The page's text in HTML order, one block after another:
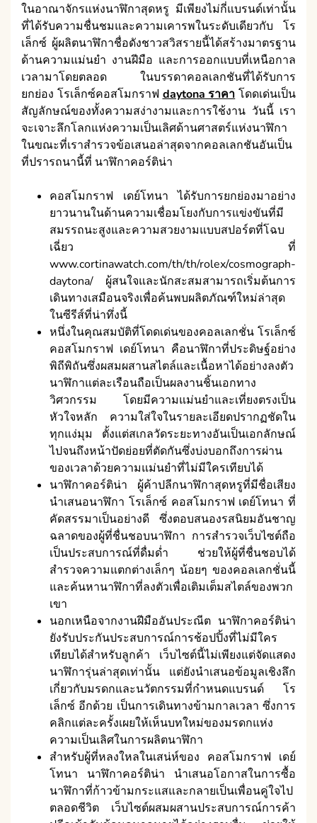
ในอาณาจักรแห่งนาฬิกาสุดหรู มีเพียงไม่กี่แบรนด์เท่านั้น
ที่ได้รับความชื่นชมและความเคารพในระดับเดียวกับ โร
เล็กซ์ ผู้ผลิตนาฬิกาชื่อดังชาวสวิสรายนี้ได้สร้างมาตรฐาน
ด้านความแม่นยำ งานฝีมือ และการออกแบบที่เหนือกาล
เวลามาโดยตลอด ในบรรดาคอลเลกชันที่ได้รับการ
ยกย่อง โรเล็กซ์คอสโมกราฟ daytona ราคา โดดเด่นเป็น
สัญลักษณ์ของทั้งความสง่างามและการใช้งาน วันนี้ เรา
จะเจาะลึกโลกแห่งความเป็นเลิศด้านศาสตร์แห่งนาฬิกา
ในขณะที่เราสำรวจข้อเสนอล่าสุดจากคอลเลกชันอันเป็น
ที่ปรารถนานี้ที่ นาฬิกาคอร์ติน่า
คอสโมกราฟ เดย์โทนา ได้รับการยกย่องมาอย่าง
ยาวนานในด้านความเชื่อมโยงกับการแข่งขันที่มี
สมรรถนะสูงและความสวยงามแบบสปอร์ตที่โฉบ
เฉี่ยว ที่
www.cortinawatch.com/th/th/rolex/cosmograph-
daytona/ ผู้สนใจและนักสะสมสามารถเริ่มต้นการ
เดินทางเสมือนจริงเพื่อค้นพบผลิตภัณฑ์ใหม่ล่าสุด
ในซีรีส์ที่น่าทึ่งนี้
หนึ่งในคุณสมบัติที่โดดเด่นของคอลเลกชั่น โรเล็กซ์
คอสโมกราฟ เดย์โทนา คือนาฬิกาที่ประดิษฐ์อย่าง
พิถีพิถันซึ่งผสมผสานสไตล์และเนื้อหาได้อย่างลงตัว
นาฬิกาแต่ละเรือนถือเป็นผลงานชิ้นเอกทาง
วิศวกรรม โดยมีความแม่นยำและเที่ยงตรงเป็น
หัวใจหลัก ความใส่ใจในรายละเอียดปรากฏชัดใน
ทุกแง่มุม ตั้งแต่สเกลวัดระยะทางอันเป็นเอกลักษณ์
ไปจนถึงหน้าปัดย่อยที่ตัดกันซึ่งบ่งบอกถึงการผ่าน
ของเวลาด้วยความแม่นยำที่ไม่มีใครเทียบได้
นาฬิกาคอร์ติน่า ผู้ค้าปลีกนาฬิกาสุดหรูที่มีชื่อเสียง
นำเสนอนาฬิกา โรเล็กซ์ คอสโมกราฟ เดย์โทนา ที่
คัดสรรมาเป็นอย่างดี ซึ่งตอบสนองรสนิยมอันชาญ
ฉลาดของผู้ที่ชื่นชอบนาฬิกา การสำรวจเว็บไซต์ถือ
เป็นประสบการณ์ที่ดื่มด่ำ ช่วยให้ผู้ที่ชื่นชอบได้
สำรวจความแตกต่างเล็กๆ น้อยๆ ของคอลเลกชั่นนี้
และค้นหานาฬิกาที่ลงตัวเพื่อเติมเต็มสไตล์ของพวก
เขา
นอกเหนือจากงานฝีมืออันประณีต นาฬิกาคอร์ติน่า
ยังรับประกันประสบการณ์การช้อปปิ้งที่ไม่มีใคร
เทียบได้สำหรับลูกค้า เว็บไซต์นี้ไม่เพียงแต่จัดแสดง
นาฬิการุ่นล่าสุดเท่านั้น แต่ยังนำเสนอข้อมูลเชิงลึก
เกี่ยวกับมรดกและนวัตกรรมที่กำหนดแบรนด์ โร
เล็กซ์ อีกด้วย เป็นการเดินทางข้ามกาลเวลา ซึ่งการ
คลิกแต่ละครั้งเผยให้เห็นบทใหม่ของมรดกแห่ง
ความเป็นเลิศในการผลิตนาฬิกา
สำหรับผู้ที่หลงใหลในเสน่ห์ของ คอสโมกราฟ เดย์
โทนา นาฬิกาคอร์ติน่า นำเสนอโอกาสในการซื้อ
นาฬิกาที่ก้าวข้ามกระแสและกลายเป็นเพื่อนคู่ใจไป
ตลอดชีวิต เว็บไซต์ผสมผสานประสบการณ์การค้า